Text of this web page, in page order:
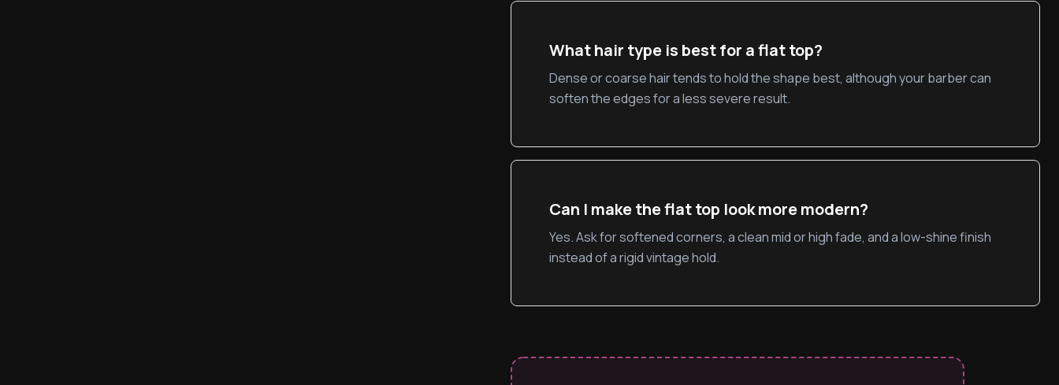
What hair type is best for a flat top?
Dense or coarse hair tends to hold the shape best, although your barber can
soften the edges for a less severe result.
Can I make the flat top look more modern?
Yes. Ask for softened corners, a clean mid or high fade, and a low-shine finish
instead of a rigid vintage hold.